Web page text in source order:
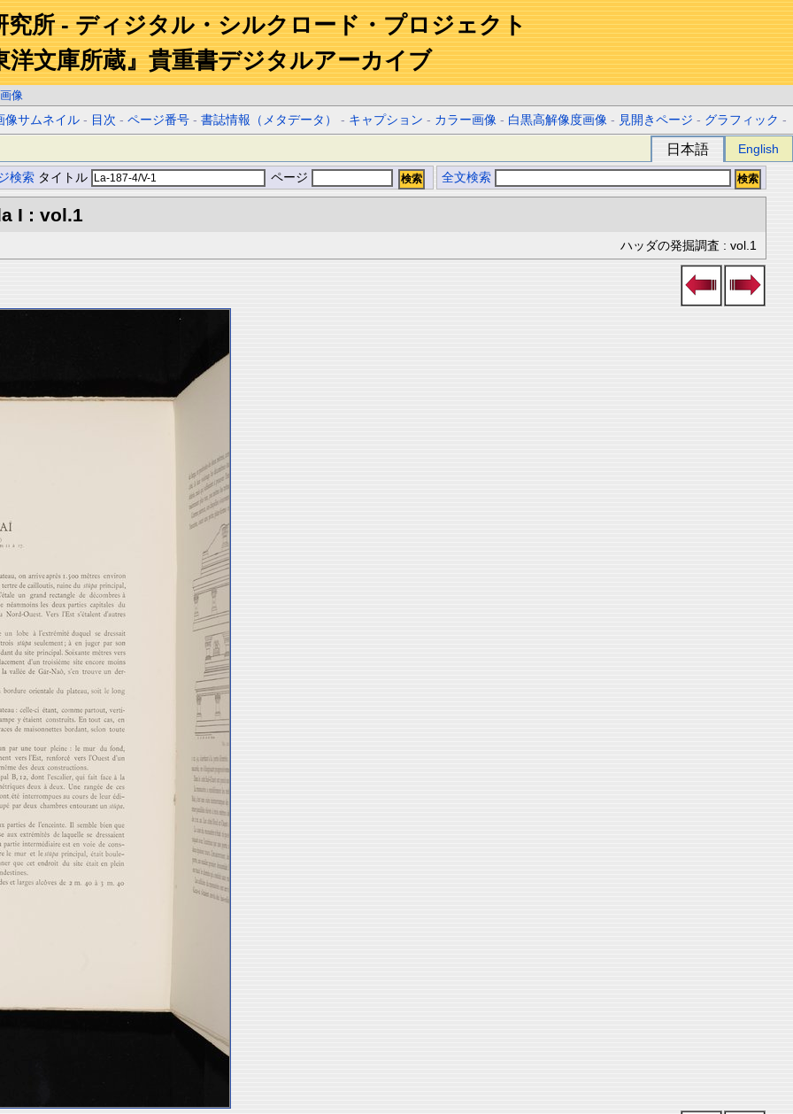
究所 - ディジタル・シルクロード・プロジェクト
洋文庫所蔵』貴重書デジタルアーカイブ
像
像サムネイル - 目次 -ページ番号 -書誌情報（メタデータ） - キャプション - カラー画像 - 白黒高解像度画像 - 見開きページ - グラフィック -
日本語 English
検索 タイトル ページ 全文検索
I : vol.1
ハッダの発掘調査 : vol.1